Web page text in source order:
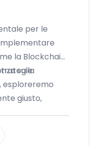
per le
la Blockchain
esploreremo
giusto,
gestione
sulla